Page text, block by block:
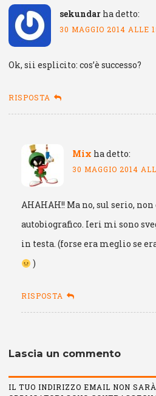
sekundar ha detto:
30 MAGGIO 2014 ALLE
Ok, sii esplicito: cos’è successo?
RISPOSTA
Mix ha detto:
30 MAGGIO 2014
AHAHAH!! Ma no, sul serio, non
autobiografico. Ieri mi sono
in testa. (forse era meglio se
)
RISPOSTA
Lascia un commento
IL TUO INDIRIZZO EMAIL NON